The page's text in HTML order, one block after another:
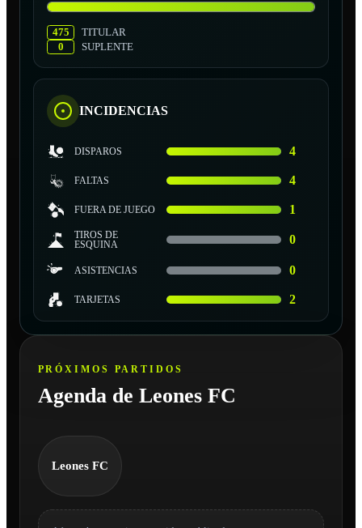
475
TITULAR
0
SUPLENTE
INCIDENCIAS
DISPAROS 4
FALTAS 4
FUERA DE JUEGO 1
TIROS DE
ESQUINA
0
ASISTENCIAS 0
TARJETAS 2
PRÓXIMOS PARTIDOS
Agenda de Leones FC
Leones FC